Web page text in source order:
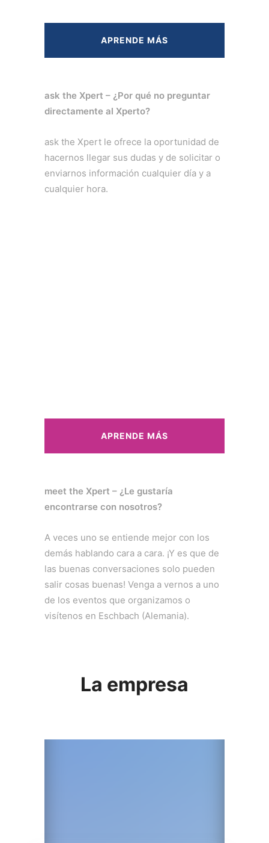
APRENDE MÁS
ask the Xpert – ¿Por qué no preguntar
directamente al Xperto?
ask the Xpert le ofrece la oportunidad de
hacernos llegar sus dudas y de solicitar o
enviarnos información cualquier día y a
cualquier hora.
APRENDE MÁS
meet the Xpert – ¿Le gustaría
encontrarse con nosotros?
A veces uno se entiende mejor con los
demás hablando cara a cara. ¡Y es que de
las buenas conversaciones solo pueden
salir cosas buenas! Venga a vernos a uno
de los eventos que organizamos o
visítenos en Eschbach (Alemania).
La empresa